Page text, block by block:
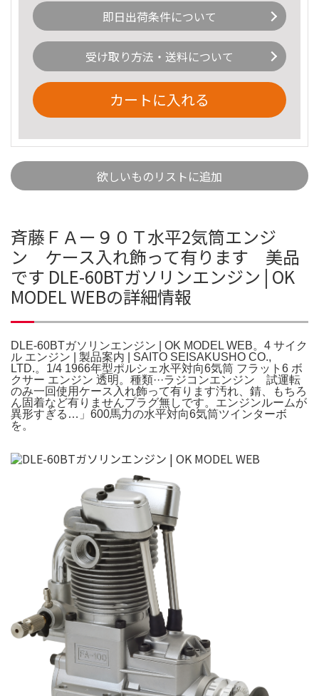
即日出荷条件について
受け取り方法・送料について
カートに入れる
欲しいものリストに追加
斉藤ＦＡー９０Ｔ水平2気筒エンジ
ン ケース入れ飾って有ります 美品
です DLE-60BTガソリンエンジン | OK
MODEL WEBの詳細情報
DLE-60BTガソリンエンジン | OK MODEL WEB。4 サイク
ル エンジン | 製品案内 | SAITO SEISAKUSHO CO.,
LTD.。1/4 1966年型ポルシェ水平対向6気筒 フラット6 ボ
クサー エンジン 透明。種類···ラジコンエンジン 試運転
のみ一回使用ケース入れ飾って有ります汚れ、錆、もちろ
ん固着など有りませんプラグ無しです。エンジンルームが
異形すぎる…」600馬力の水平対向6気筒ツインターボ
を。